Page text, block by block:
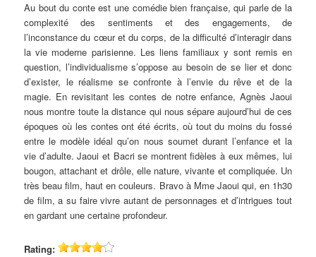
Au bout du conte est une comédie bien française, qui parle de la
complexité des sentiments et des engagements, de
l’inconstance du cœur et du corps, de la difficulté d’interagir dans
la vie moderne parisienne. Les liens familiaux y sont remis en
question, l’individualisme s’oppose au besoin de se lier et donc
d’exister, le réalisme se confronte à l’envie du rêve et de la
magie. En revisitant les contes de notre enfance, Agnès Jaoui
nous montre toute la distance qui nous sépare aujourd’hui de ces
époques où les contes ont été écrits, où tout du moins du fossé
entre le modèle idéal qu’on nous soumet durant l’enfance et la
vie d’adulte. Jaoui et Bacri se montrent fidèles à eux mêmes, lui
bougon, attachant et drôle, elle nature, vivante et compliquée. Un
très beau film, haut en couleurs. Bravo à Mme Jaoui qui, en 1h30
de film, a su faire vivre autant de personnages et d’intrigues tout
en gardant une certaine profondeur.
Rating: